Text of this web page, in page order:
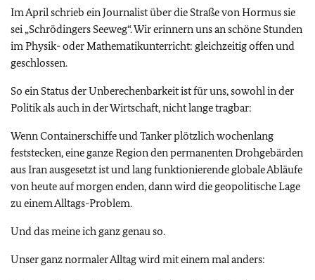
Im April schrieb ein Journalist über die Straße von Hormus sie
sei „Schrödingers Seeweg“. Wir erinnern uns an schöne Stunden
im Physik- oder Mathematikunterricht: gleichzeitig offen und
geschlossen.
So ein Status der Unberechenbarkeit ist für uns, sowohl in der
Politik als auch in der Wirtschaft, nicht lange tragbar:
Wenn Containerschiffe und Tanker plötzlich wochenlang
feststecken, eine ganze Region den permanenten Drohgebärden
aus Iran ausgesetzt ist und lang funktionierende globale Abläufe
von heute auf morgen enden, dann wird die geopolitische Lage
zu einem Alltags-Problem.
Und das meine ich ganz genau so.
Unser ganz normaler Alltag wird mit einem mal anders: